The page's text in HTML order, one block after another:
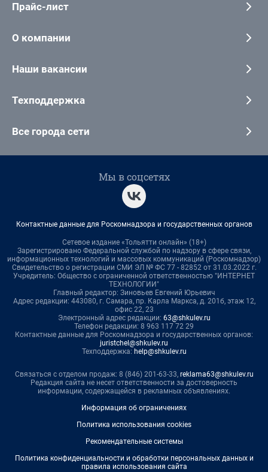
Прайс-лист
О компании
Наши вакансии
Техподдержка
Все города сети
Мы в соцсетях
Контактные данные для Роскомнадзора и государственных органов
Сетевое издание «Тольятти онлайн» (18+)
Зарегистрировано Федеральной службой по надзору в сфере связи,
информационных технологий и массовых коммуникаций (Роскомнадзор)
Свидетельство о регистрации СМИ ЭЛ № ФС 77 - 82852 от 31.03.2022 г.
Учредитель: Общество с ограниченной ответственностью "ИНТЕРНЕТ
ТЕХНОЛОГИИ"
Главный редактор: Зиновьев Евгений Юрьевич
Адрес редакции: 443080, г. Самара, пр. Карла Маркса, д. 201б, этаж 12,
офис 22, 23
Электронный адрес редакции: 63@shkulev.ru
Телефон редакции: 8 963 117 72 29
Контактные данные для Роскомнадзора и государственных органов:
juristchel@shkulev.ru
Техподдержка: help@shkulev.ru
Связаться с отделом продаж: 8 (846) 201-63-33, reklama63@shkulev.ru
Редакция сайта не несет ответственности за достоверность
информации, содержащейся в рекламных объявлениях.
Информация об ограничениях
Политика использования cookies
Рекомендательные системы
Политика конфиденциальности и обработки персональных данных и
правила использования сайта